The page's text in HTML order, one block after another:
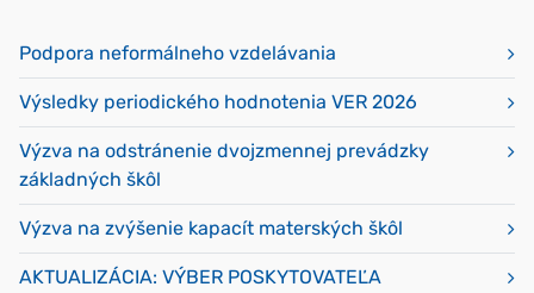
Podpora neformálneho vzdelávania
Výsledky periodického hodnotenia VER 2026
Výzva na odstránenie dvojzmennej prevádzky
základných škôl
Výzva na zvýšenie kapacít materských škôl
AKTUALIZÁCIA: VÝBER POSKYTOVATEĽA